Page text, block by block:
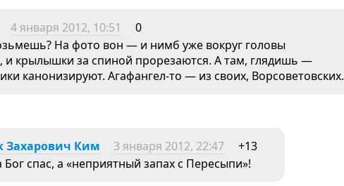
4 января 2012, 10:51
0
На фото вон — и нимб уже вокруг головы
и крылышки за спиной прорезаются. А там, глядишь —
канонизируют. Агафангел-то — из своих, Ворсоветовских.
Захарович Ким 3 января 2012, 22:47
+13
Бог спас, а «неприятный запах с Пересыпи»!